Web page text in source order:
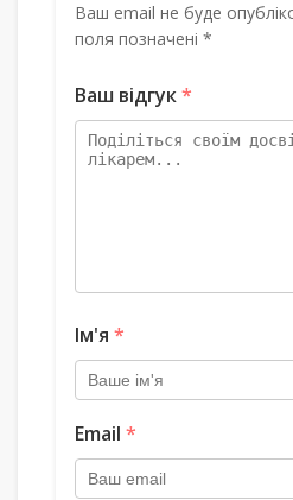
Ваш email не буде
поля позначені *
Ваш відгук*
Ім'я *
Email *